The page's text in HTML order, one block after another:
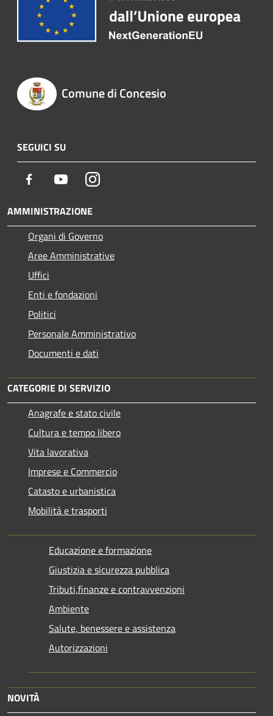
Comune di Concesio
SEGUICI SU
Facebook YoutubeInstagram
AMMINISTRAZIONE
Organi di Governo
Aree Amministrative
Uffici
Enti e fondazioni
Politici
Personale Amministrativo
Documenti e dati
CATEGORIE DI SERVIZIO
Anagrafe e stato civile
Cultura e tempo libero
Vita lavorativa
Imprese e Commercio
Catasto e urbanistica
Mobilità e trasporti
Educazione e formazione
Giustizia e sicurezza pubblica
Tributi,finanze e contravvenzioni
Ambiente
Salute, benessere e assistenza
Autorizzazioni
NOVITÀ